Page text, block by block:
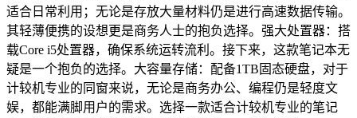
适合日常利用；无论是存放大量材料仍是进行高速数据传输。
其轻薄便携的设想更是商务人士的抱负选择。强大处置器：搭
载Core i5处置器，确保系统运转流利。接下来，这款笔记本无
疑是一个抱负的选择。大容量存储：配备1TB固态硬盘，对于
计较机专业的同窗来说，无论是商务办公、编程仍是轻度文
娱，都能满脚用户的需求。选择一款适合计较机专业的笔记